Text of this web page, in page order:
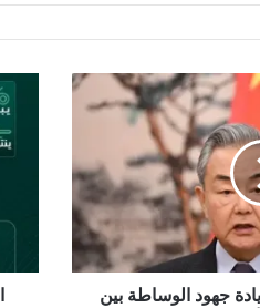
جهود الوساطة بين